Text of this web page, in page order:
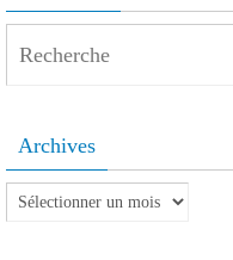
Archives
Archives